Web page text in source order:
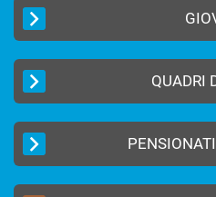
QUADRI